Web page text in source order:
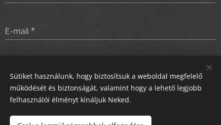
E-mail
Sütiket használunk, hogy biztosítsuk a weboldal megfelelő
működését és biztonságát, valamint hogy a lehető legjobb
felhasználói élményt kínáljuk Neked.